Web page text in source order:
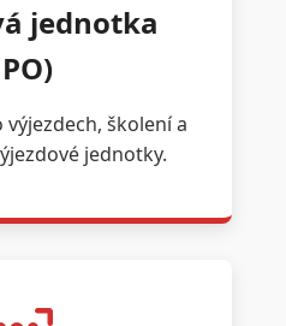
jednotka
školení a
jednotky.